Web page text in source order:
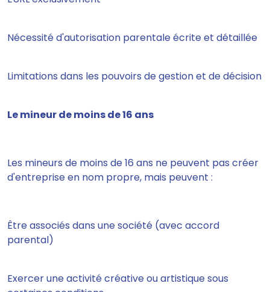
Nécessité d'autorisation parentale écrite et détaillée
Limitations dans les pouvoirs de gestion et de décision
Le mineur de moins de 16 ans
Les mineurs de moins de 16 ans ne peuvent pas créer
d'entreprise en nom propre, mais peuvent :
Être associés dans une société (avec accord
parental)
Exercer une activité créative ou artistique sous